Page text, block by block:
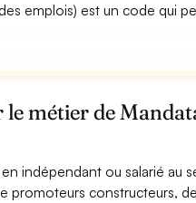
emplois) est un code qui
métier de
indépendant ou salarié au
promoteurs constructeurs,